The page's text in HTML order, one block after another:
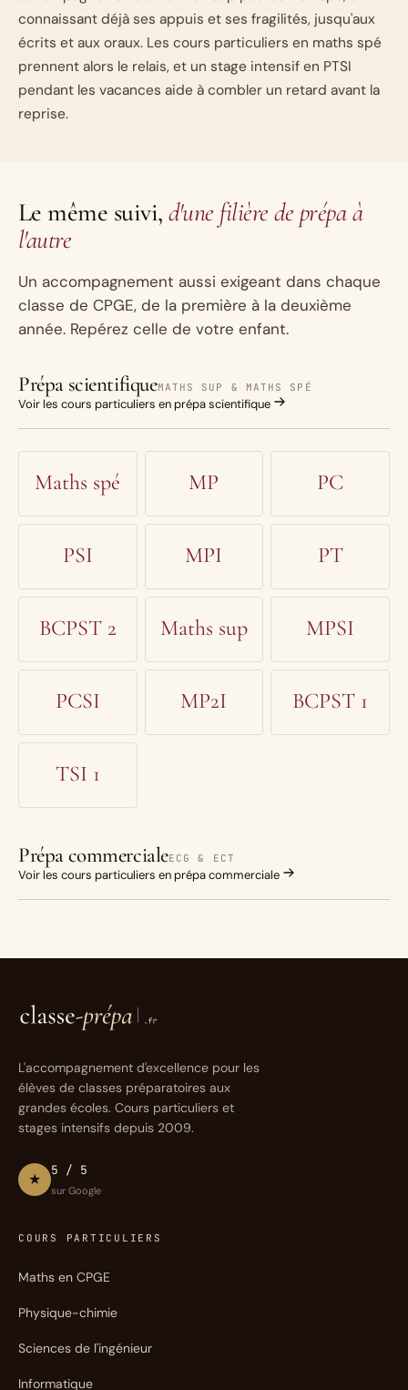
connaissant déjà ses appuis et ses fragilités, jusqu'aux
écrits et aux oraux. Les cours particuliers en maths spé
prennent alors le relais, et un stage intensif en PTSI
pendant les vacances aide à combler un retard avant la
reprise.
Le même suivi,d'une filière de prépa à
l'autre
Un accompagnement aussi exigeant dans chaque
classe de CPGE, de la première à la deuxième
année. Repérez celle de votre enfant.
Prépa scientifiqueMATHS SUP & MATHS SPÉ
Voir les cours particuliers en prépa scientifique
Maths spé MP PC
PSI MPI PT
BCPST 2 Maths sup MPSI
PCSI MP2I BCPST 1
TSI 1
Prépa commercialeECG & ECT
Voir les cours particuliers en prépa commerciale
L'accompagnement d'excellence pour les
élèves de classes préparatoires aux
grandes écoles. Cours particuliers et
stages intensifs depuis 2009.
★ 5 / 5
sur Google
COURS PARTICULIERS
Maths en CPGE
Physique-chimie
Sciences de l'ingénieur
Informatique